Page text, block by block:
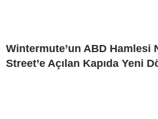
Wintermute’un ABD Hamlesi
Street’e Açılan Kapıda Yeni